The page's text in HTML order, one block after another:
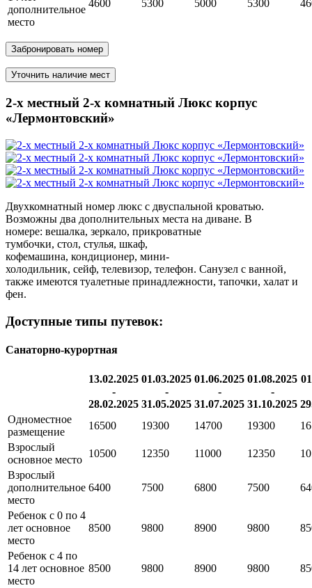
дополнительное
место
4600 5300 5000 5300
Забронировать номер
Уточнить наличие мест
2-х местный 2-х комнатный Люкс корпус
«Лермонтовский»
Двухкомнатный номер люкс с двуспальной кроватью.
Возможны два дополнительных места на диване. В
номере: вешалка, зеркало, прикроватные
тумбочки, стол, стулья, шкаф,
кофемашина, кондиционер, мини-
холодильник, сейф, телевизор, телефон. Санузел с ванной,
также имеются туалетные принадлежности, тапочки, халат и
фен.
Доступные типы путевок:
Санаторно-курортная
13.02.2025
-
28.02.2025
01.03.2025
-
31.05.2025
01.06.2025
-
31.07.2025
01.08.2025
-
31.10.2025
Одноместное
размещение
16500 19300 14700 19300
Взрослый
основное место
10500 12350 11000 12350
Взрослый
дополнительное
место
6400 7500 6800 7500
Ребенок с 0 по 4
лет основное
место
8500 9800 8900 9800
Ребенок с 4 по
14 лет основное
место
8500 9800 8900 9800